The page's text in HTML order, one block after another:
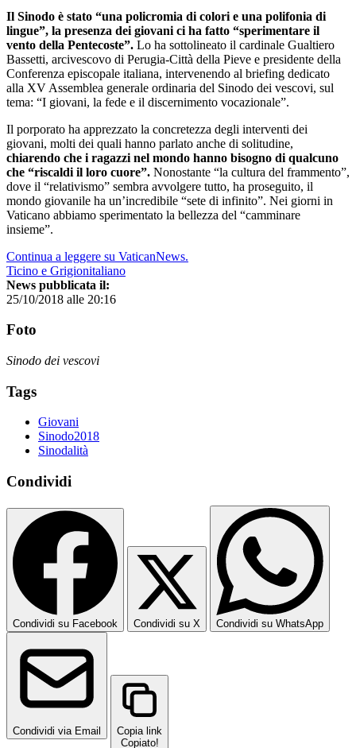
Il Sinodo è stato “una policromia di colori e una polifonia di
lingue”, la presenza dei giovani ci ha fatto “sperimentare il
vento della Pentecoste”. Lo ha sottolineato il cardinale Gualtiero
Bassetti, arcivescovo di Perugia-Città della Pieve e presidente della
Conferenza episcopale italiana, intervenendo al briefing dedicato
alla XV Assemblea generale ordinaria del Sinodo dei vescovi, sul
tema: “I giovani, la fede e il discernimento vocazionale”.
Il porporato ha apprezzato la concretezza degli interventi dei
giovani, molti dei quali hanno parlato anche di solitudine,
chiarendo che i ragazzi nel mondo hanno bisogno di qualcuno
che “riscaldi il loro cuore”. Nonostante “la cultura del frammento”,
dove il “relativismo” sembra avvolgere tutto, ha proseguito, il
mondo giovanile ha un’incredibile “sete di infinito”. Nei giorni in
Vaticano abbiamo sperimentato la bellezza del “camminare
insieme”.
Continua a leggere su VaticanNews.
Ticino e Grigionitaliano
News pubblicata il:
25/10/2018 alle 20:16
Foto
Sinodo dei vescovi
Tags
Giovani
Sinodo2018
Sinodalità
Condividi
Condividi su Facebook Condividi su X Condividi su WhatsApp
Condividi via Email
Copia link
Copiato!